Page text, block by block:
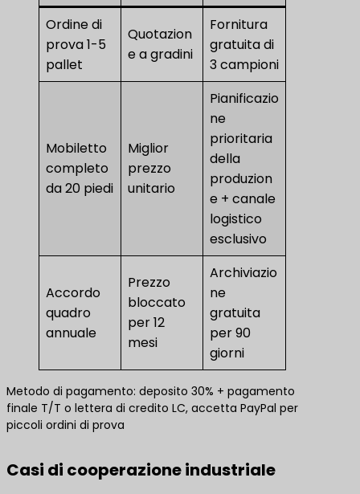
Ordine di
prova 1-5
pallet
Quotazion
e a gradini
Fornitura
gratuita di
3 campioni
Mobiletto
completo
da 20 piedi
Miglior
prezzo
unitario
Pianificazio
ne
prioritaria
della
produzion
e + canale
logistico
esclusivo
Accordo
quadro
annuale
Prezzo
bloccato
per 12
mesi
Archiviazio
ne
gratuita
per 90
giorni
Metodo di pagamento: deposito 30% + pagamento
finale T/T o lettera di credito LC, accetta PayPal per
piccoli ordini di prova
Casi di cooperazione industriale